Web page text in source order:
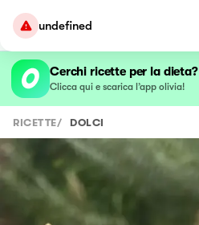
undefined
Cerchi ricette per la dieta?
Clicca qui e scarica l’app olivia!
RICETTE/ DOLCI